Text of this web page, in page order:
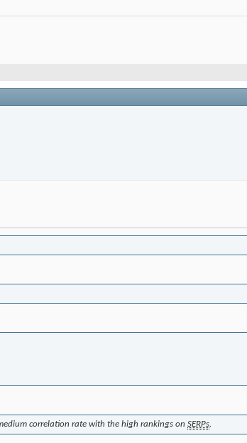
correlation rate with the high rankings on SERPs.